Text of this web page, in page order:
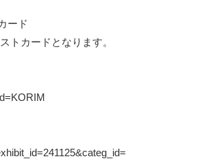
ード
トカードとなります。